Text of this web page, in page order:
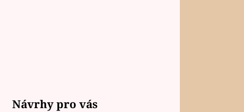
Návrhy pro vás